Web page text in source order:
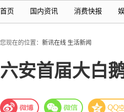
首页 国内资讯 消费快报
您现在的位置： 新讯在线 生活新闻
六安首届大白